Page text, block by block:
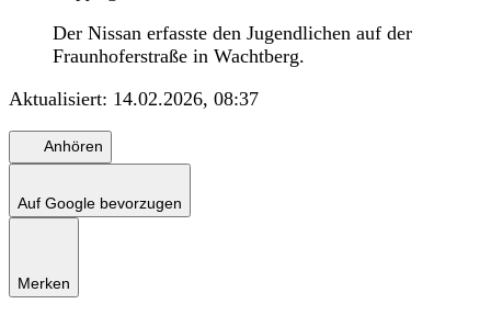
Der Nissan erfasste den Jugendlichen auf der
Fraunhoferstraße in Wachtberg.
Aktualisiert: 14.02.2026, 08:37
Anhören
Auf Google bevorzugen
Merken